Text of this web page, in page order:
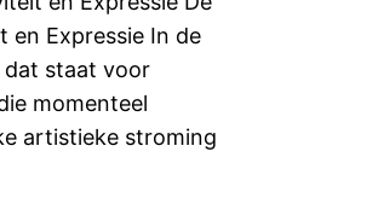
en Expressie In de
dat staat voor
momenteel
artistieke stroming